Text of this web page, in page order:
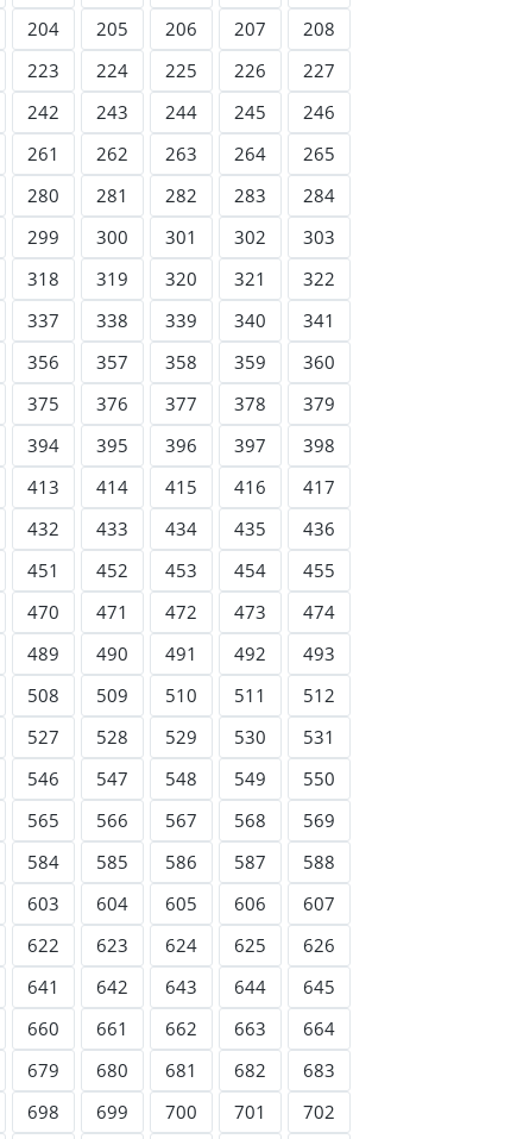
204 205 206 207
208
223 224 225 226
227
242 243 244 245
246
261 262 263 264
265
280 281 282 283
284
299 300 301 302
303
318 319 320 321
322
337 338 339 340
341
356 357 358 359
360
375 376 377 378
379
394 395 396 397
398
413 414 415 416
417
432 433 434 435
436
451 452 453 454
455
470 471 472 473
474
489 490 491 492
493
508 509 510 511
512
527 528 529 530
531
546 547 548 549
550
565 566 567 568
569
584 585 586 587
588
603 604 605 606
607
622 623 624 625
626
641 642 643 644
645
660 661 662 663
664
679 680 681 682
683
698 699 700 701
702